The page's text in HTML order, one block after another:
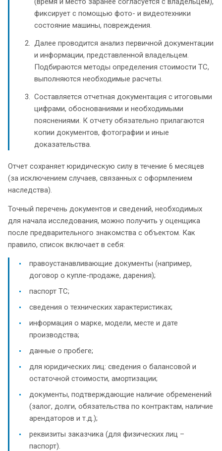
фиксирует с помощью фото- и видеотехники
состояние машины, повреждения.
Далее проводится анализ первичной документации
и информации, представленной владельцем.
Подбираются методы определения стоимости ТС,
выполняются необходимые расчеты.
Составляется отчетная документация с итоговыми
цифрами, обоснованиями и необходимыми
пояснениями. К отчету обязательно прилагаются
копии документов, фотографии и иные
доказательства.
Отчет сохраняет юридическую силу в течение 6 месяцев
(за исключением случаев, связанных с оформлением
наследства).
Точный перечень документов и сведений, необходимых
для начала исследования, можно получить у оценщика
после предварительного знакомства с объектом. Как
правило, список включает в себя:
правоустанавливающие документы (например,
договор о купле-продаже, дарения);
паспорт ТС;
сведения о технических характеристиках;
информация о марке, модели, месте и дате
производства;
данные о пробеге;
для юридических лиц: сведения о балансовой и
остаточной стоимости, амортизации;
документы, подтверждающие наличие обременений
(залог, долги, обязательства по контрактам, наличие
арендаторов и т.д.);
реквизиты заказчика (для физических лиц –
паспорт).